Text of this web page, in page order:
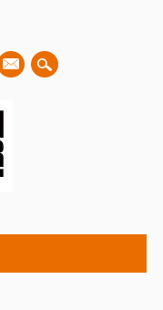
mail